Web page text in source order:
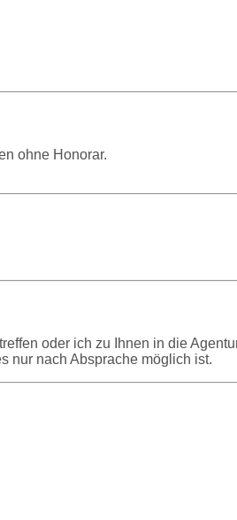
ohne Honorar.
oder ich zu Ihnen in die
nur nach Absprache möglich ist.